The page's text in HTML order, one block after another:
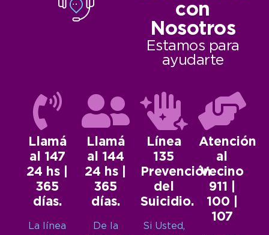
con
Nosotros
Estamos para
ayudarte
Llamá
al 147
24 hs |
365
días.
La línea
Llamá
al 144
24 hs |
365
días.
De la
Línea
135
Prevención
del
Suicidio.
Si Usted,
Atención
al
Vecino
911 |
100 |
107